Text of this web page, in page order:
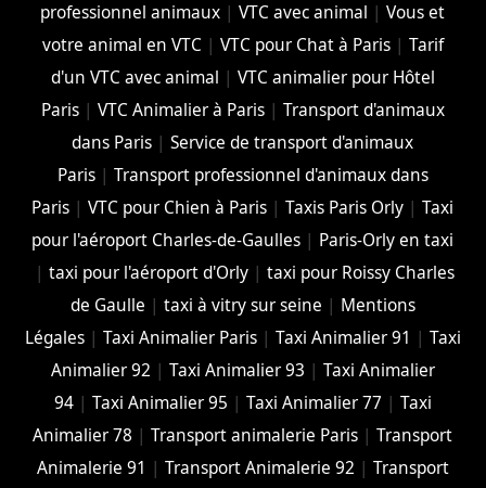
professionnel animaux |VTC avec animal |Vous et
votre animal en VTC | VTC pour Chat à Paris| Tarif
d'un VTC avec animal | VTC animalier pour Hôtel
Paris| VTC Animalier à Paris| Transport d'animaux
dans Paris |Service de transport d'animaux
Paris| Transport professionnel d'animaux dans
Paris |VTC pour Chien à Paris |Taxis Paris Orly |Taxi
pour l'aéroport Charles-de-Gaulles | Paris-Orly en taxi
|taxi pour l'aéroport d'Orly |taxi pour Roissy Charles
de Gaulle | taxi à vitry sur seine | Mentions
Légales| Taxi Animalier Paris| Taxi Animalier 91 | Taxi
Animalier 92 | Taxi Animalier 93 | Taxi Animalier
94| Taxi Animalier 95 | Taxi Animalier 77 | Taxi
Animalier 78 |Transport animalerie Paris |Transport
Animalerie 91 | Transport Animalerie 92 | Transport